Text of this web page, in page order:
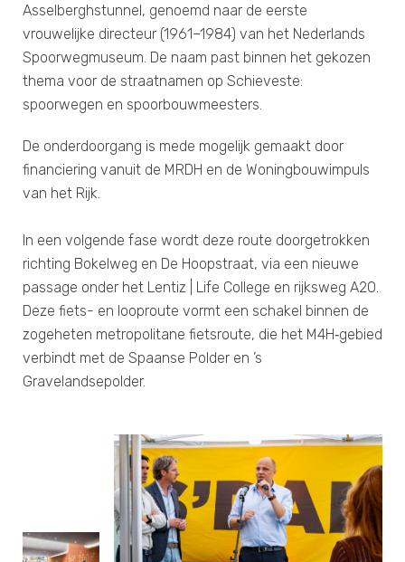
Asselberghstunnel, genoemd naar de eerste
vrouwelijke directeur (1961–1984) van het Nederlands
Spoorwegmuseum. De naam past binnen het gekozen
thema voor de straatnamen op Schieveste:
spoorwegen en spoorbouwmeesters.
De onderdoorgang is mede mogelijk gemaakt door
financiering vanuit de MRDH en de Woningbouwimpuls
van het Rijk.
In een volgende fase wordt deze route doorgetrokken
richting Bokelweg en De Hoopstraat, via een nieuwe
passage onder het Lentiz | Life College en rijksweg A20.
Deze fiets- en looproute vormt een schakel binnen de
zogeheten metropolitane fietsroute, die het M4H‑gebied
verbindt met de Spaanse Polder en ’s
Gravelandsepolder.